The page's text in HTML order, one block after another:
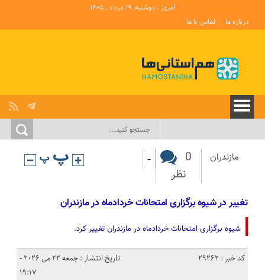
امروز : دوشنبه, ۱۹ مرداد , ۱۴۰۵
درباره ما
تماس با ما
مازندران
0
نظر
-
تغییر در شیوه برگزاری امتحانات خردادماه در مازندران
شیوه برگزاری امتحانات خردادماه در مازندران تغییر کرد.
کد خبر : 29262
تاریخ انتشار : جمعه 22 می 2026 -
19:17